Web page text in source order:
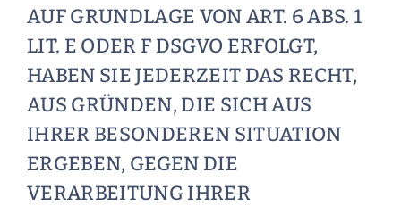
AUF GRUNDLAGE VON ART. 6 ABS. 1
LIT. E ODER F DSGVO ERFOLGT,
HABEN SIE JEDERZEIT DAS RECHT,
AUS GRÜNDEN, DIE SICH AUS
IHRER BESONDEREN SITUATION
ERGEBEN, GEGEN DIE
VERARBEITUNG IHRER